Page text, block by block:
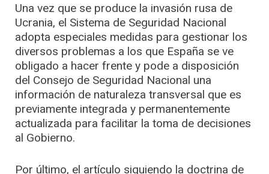
Una vez que se produce la invasión rusa de
Ucrania, el Sistema de Seguridad Nacional
adopta especiales medidas para gestionar los
diversos problemas a los que España se ve
obligado a hacer frente y pode a disposición
del Consejo de Seguridad Nacional una
información de naturaleza transversal que es
previamente integrada y permanentemente
actualizada para facilitar la toma de decisiones
al Gobierno.
Por último, el artículo siguiendo la doctrina de